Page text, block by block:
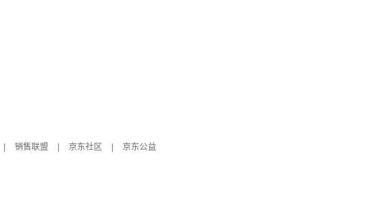
销售联盟 京东社区
京东公益